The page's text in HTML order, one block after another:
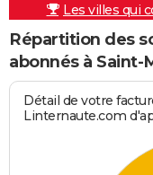
Les villes qui
Répartition des
abonnés à Saint-
Détail de votre
Linternaute.com